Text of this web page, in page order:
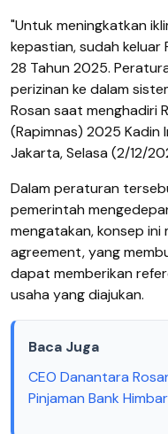
"Untuk meningkatkan
kepastian, sudah
28 Tahun 2025.
perizinan ke dalam
Rosan saat menghadiri
(Rapimnas) 2025 Kadin
Jakarta, Selasa (2/12/
Dalam peraturan
pemerintah
mengatakan, konsep ini
agreement, yang
dapat memberikan
usaha yang diajukan.
Baca Juga
CEO Danantara
Pinjaman Bank